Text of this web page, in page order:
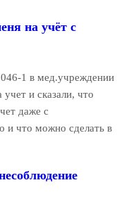
на учёт с
1 в мед.учреждении
и сказали, что
даже с
и что можно сделать в